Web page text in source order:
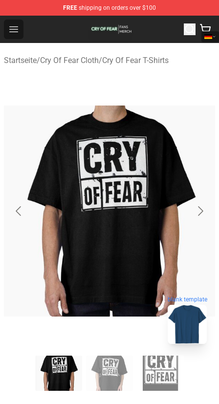
FREE shipping on orders over $100
Open menu
Cry Of Fear Shop - Official Cry Of Fear Merchandise Store
Startseite/Cry Of Fear Cloth/Cry Of Fear T-Shirts
blank template